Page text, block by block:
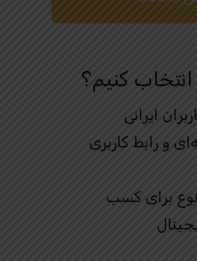
ایرانی
و رابط کاربری
برای کسب